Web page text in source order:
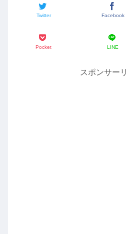
Twitter Facebook
Pocket LINE
スポンサーリ